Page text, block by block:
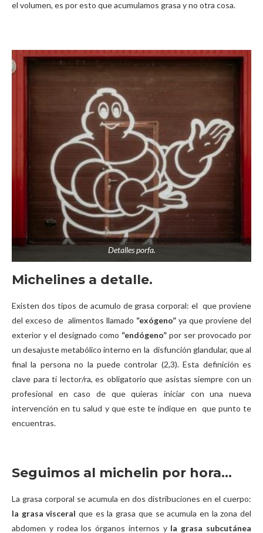
el volumen, es por esto que acumulamos grasa y no otra cosa.
Detalles porfa.
Michelines a detalle.
Existen dos tipos de acumulo de grasa corporal: el que proviene
del exceso de alimentos llamado “exógeno” ya que proviene del
exterior y el designado como “endógeno” por ser provocado por
un desajuste metabólico interno en la disfunción glandular, que al
final la persona no la puede controlar (2,3). Esta definición es
clave para ti lector/ra, es obligatorio que asistas siempre con un
profesional en caso de que quieras iniciar con una nueva
intervención en tu salud y que este te indique en que punto te
encuentras.
Seguimos al michelin por hora…
La grasa corporal se acumula en dos distribuciones en el cuerpo:
la grasa visceral que es la grasa que se acumula en la zona del
abdomen y rodea los órganos internos y la grasa subcutánea